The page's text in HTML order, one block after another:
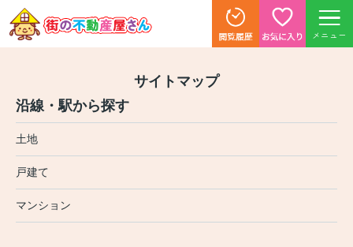
メニュー
サイトマップ
沿線・駅から探す
土地
戸建て
マンション